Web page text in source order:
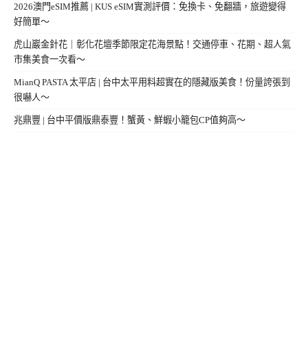
2026澳門eSIM推薦 | KUS eSIM實測評價：免換卡、免翻牆，旅遊變得
好簡單～
虎山巖金針花｜彰化花壇季節限定花海景點！交通停車、花期、超人氣
市集美食一次看～
MianQ PASTA 太平店 | 台中太平用料超實在的隱藏版美食！份量誇張到
很嚇人～
兆鼎豐 | 台中平價版鼎泰豐！蟹黃、鮮蝦小籠包CP值夠高～